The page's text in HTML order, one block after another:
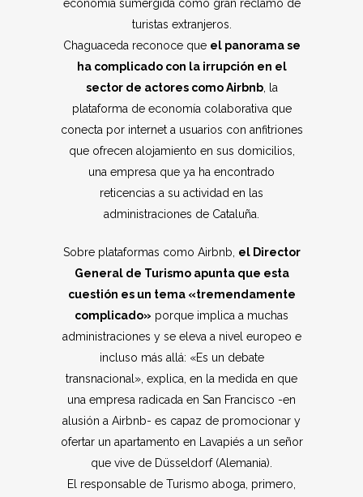
economía sumergida como gran reclamo de
turistas extranjeros.
Chaguaceda reconoce que el panorama se
ha complicado con la irrupción en el
sector de actores como Airbnb, la
plataforma de economía colaborativa que
conecta por internet a usuarios con anfitriones
que ofrecen alojamiento en sus domicilios,
una empresa que ya ha encontrado
reticencias a su actividad en las
administraciones de Cataluña.
Sobre plataformas como Airbnb, el Director
General de Turismo apunta que esta
cuestión es un tema «tremendamente
complicado» porque implica a muchas
administraciones y se eleva a nivel europeo e
incluso más allá: «Es un debate
transnacional», explica, en la medida en que
una empresa radicada en San Francisco -en
alusión a Airbnb- es capaz de promocionar y
ofertar un apartamento en Lavapiés a un señor
que vive de Düsseldorf (Alemania).
El responsable de Turismo aboga, primero,